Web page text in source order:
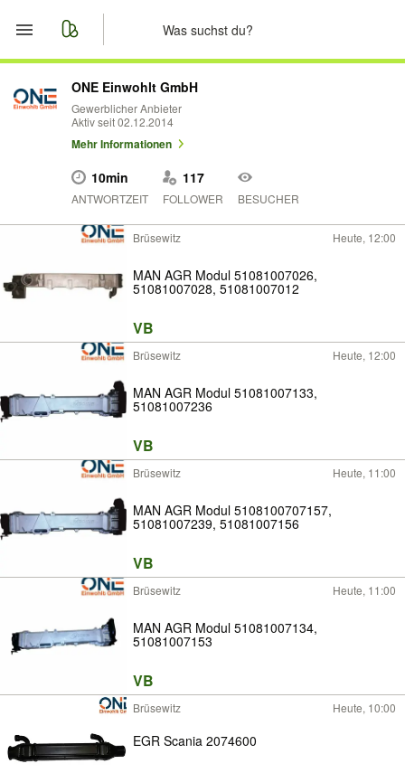
Start
Merkliste
Nachrichten
ONE Einwohlt GmbH
Gewerblicher Anbieter
Aktiv seit 02.12.2014
Mehr Informationen
10min
ANTWORTZEIT
117
FOLLOWER BESUCHER
Brüsewitz Heute, 12:00
MAN AGR Modul 51081007026,
51081007028, 51081007012
VB
Brüsewitz Heute, 12:00
MAN AGR Modul 51081007133,
51081007236
VB
Brüsewitz Heute, 11:00
MAN AGR Modul 5108100707157,
51081007239, 51081007156
VB
Brüsewitz Heute, 11:00
MAN AGR Modul 51081007134,
51081007153
VB
Brüsewitz Heute, 10:00
EGR Scania 2074600